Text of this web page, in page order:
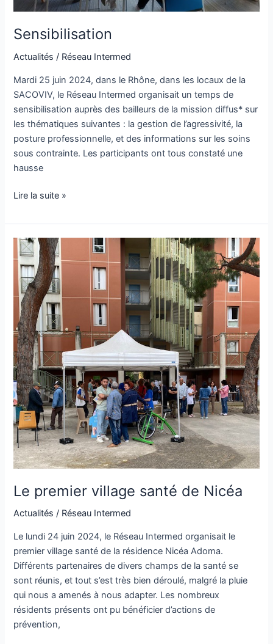
Sensibilisation
Actualités / Réseau Intermed
Mardi 25 juin 2024, dans le Rhône, dans les locaux de la
SACOVIV, le Réseau Intermed organisait un temps de
sensibilisation auprès des bailleurs de la mission diffus* sur
les thématiques suivantes : la gestion de l’agressivité, la
posture professionnelle, et des informations sur les soins
sous contrainte. Les participants ont tous constaté une
hausse
Lire la suite »
Le premier village santé de Nicéa
Actualités / Réseau Intermed
Le lundi 24 juin 2024, le Réseau Intermed organisait le
premier village santé de la résidence Nicéa Adoma.
Différents partenaires de divers champs de la santé se
sont réunis, et tout s’est très bien déroulé, malgré la pluie
qui nous a amenés à nous adapter. Les nombreux
résidents présents ont pu bénéficier d’actions de
prévention,
Le
premier
village
santé
de
Nicéa